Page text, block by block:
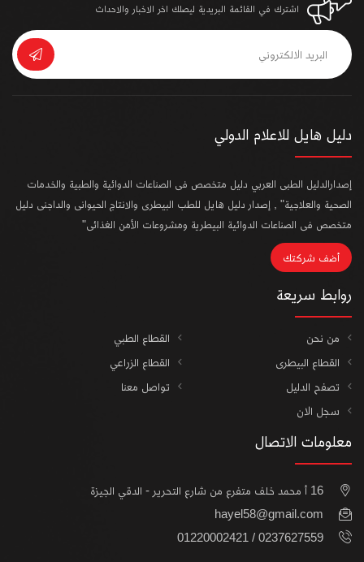
اشترك في القائمة البريدية ليصلك اخر الاخبار والاحداث
دليل هايل للاعلام الدولي
إصدارالدليل الطبى العربي دليل متخصص فى الصناعات الدوائية والطبية والخدمات
الصحية والعلاجية" , إصدار دليل هايل للطب البيطرى والانتاج الحيوانى والداجنى دليل
متخصص فى الصناعات الدوائية البيطرية ومشروعات الأمن الغذائى"
أضف شركتك
روابط سريعة
من نحن
القطاع الطبي
القطاع البيطرى
القطاع الزراعي
تصفح الدليل
تواصل معنا
سجل الان
معلومات الاتصال
16 أ محمد خلف متفرع من شارع التحرير - الدقي الجيزة
hayel58@gmail.com
0237627559 / 01220002421